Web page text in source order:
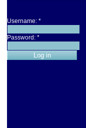
Username: *
Password: *